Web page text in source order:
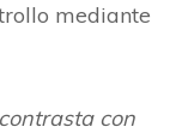
mediante
contrasta con